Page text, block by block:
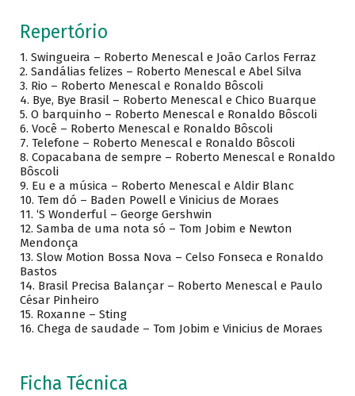
Repertório
1. Swingueira – Roberto Menescal e João Carlos Ferraz
2. Sandálias felizes – Roberto Menescal e Abel Silva
3. Rio – Roberto Menescal e Ronaldo Bôscoli
4. Bye, Bye Brasil – Roberto Menescal e Chico Buarque
5. O barquinho – Roberto Menescal e Ronaldo Bôscoli
6. Você – Roberto Menescal e Ronaldo Bôscoli
7. Telefone – Roberto Menescal e Ronaldo Bôscoli
8. Copacabana de sempre – Roberto Menescal e Ronaldo
Bôscoli
9. Eu e a música – Roberto Menescal e Aldir Blanc
10. Tem dó – Baden Powell e Vinicius de Moraes
11. ‘S Wonderful – George Gershwin
12. Samba de uma nota só – Tom Jobim e Newton
Mendonça
13. Slow Motion Bossa Nova – Celso Fonseca e Ronaldo
Bastos
14. Brasil Precisa Balançar – Roberto Menescal e Paulo
César Pinheiro
15. Roxanne – Sting
16. Chega de saudade – Tom Jobim e Vinicius de Moraes
Ficha Técnica